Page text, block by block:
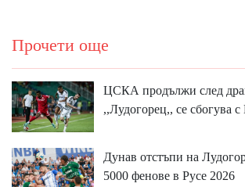
Прочети още
ЦСКА продължи след
,,Лудогорец,, се сбогува с
Дунав отстъпи на
5000 фенове в Русе 2026